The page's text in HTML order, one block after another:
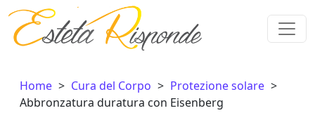
Vai al contenuto
Home Cura del Corpo
Protezione solare
Abbronzatura duratura con Eisenberg